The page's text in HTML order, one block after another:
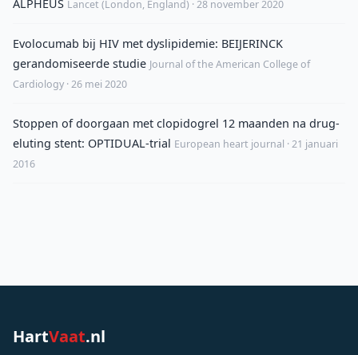
ALPHEUS Lancet (London, England) · 28 november 2020
Evolocumab bij HIV met dyslipidemie: BEIJERINCK
gerandomiseerde studie Journal of the American College of
Cardiology · 26 mei 2020
Stoppen of doorgaan met clopidogrel 12 maanden na drug-
eluting stent: OPTIDUAL-trial European heart journal · 21 januari
2016
HartVaat.nl